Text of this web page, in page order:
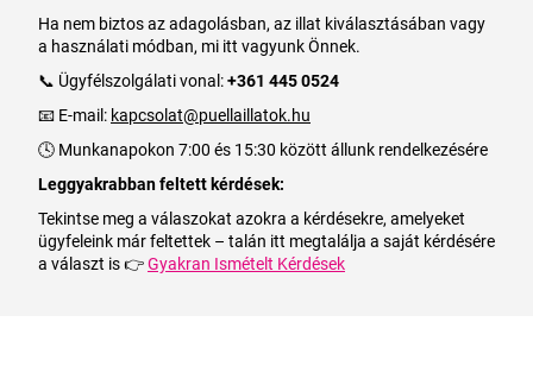
Ha nem biztos az adagolásban, az illat kiválasztásában vagy
a használati módban, mi itt vagyunk Önnek.
📞 Ügyfélszolgálati vonal:+361 445 0524
📧 E-mail: kapcsolat@puellaillatok.hu
🕓 Munkanapokon 7:00 és 15:30 között állunk rendelkezésére
Leggyakrabban feltett kérdések:
Tekintse meg a válaszokat azokra a kérdésekre, amelyeket
ügyfeleink már feltettek – talán itt megtalálja a saját kérdésére
a választ is 👉Gyakran Ismételt Kérdések